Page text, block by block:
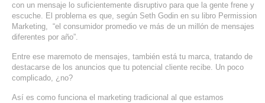
PAGINAS WEB A MEDIDA
APPS PARA NEGOCIOS
SISTEMAS PARA NEGOCIOS Y EMPRESAS
MARKETING DIGITAL
con un mensaje lo suficientemente disruptivo para que la gente frene y
escuche. El problema es que, según Seth Godin en su libro Permission
Marketing, “el consumidor promedio ve más de un millón de mensajes
diferentes por año”.
Entre ese maremoto de mensajes, también está tu marca, tratando de
destacarse de los anuncios que tu potencial cliente recibe. Un poco
complicado, ¿no?
Así es como funciona el marketing tradicional al que estamos